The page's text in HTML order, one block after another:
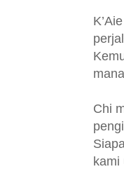
Chi
kami